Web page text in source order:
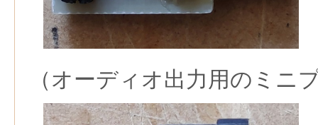
（オーディオ出力用のミニ